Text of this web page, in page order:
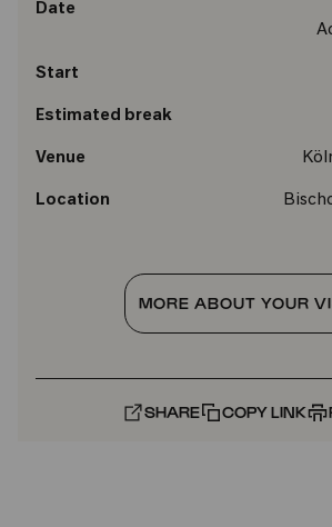
Date
Start
Estimated break
Venue
Location
MORE ABOUT YOUR
SHARE COPY LINK